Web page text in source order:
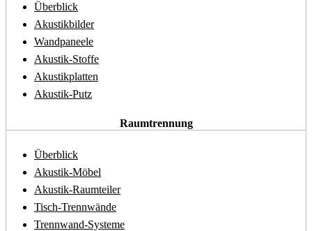
Überblick
Akustikbilder
Wandpaneele
Akustik-Stoffe
Akustikplatten
Akustik-Putz
Raumtrennung
Überblick
Akustik-Möbel
Akustik-Raumteiler
Tisch-Trennwände
Trennwand-Systeme